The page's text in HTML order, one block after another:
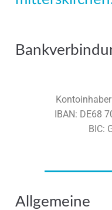
IBAN: DE68
BIC:
Allgemeine